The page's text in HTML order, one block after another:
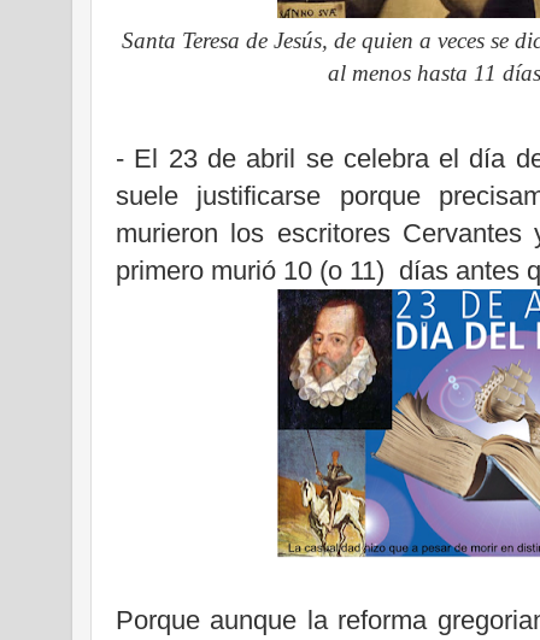
Santa Teresa de Jesús, de quien a veces se
al menos hasta 11
- El 23 de abril se celebra el día
suele justificarse porque
murieron los escritores
primero murió 10 (o 11) días antes
Porque aunque la reforma